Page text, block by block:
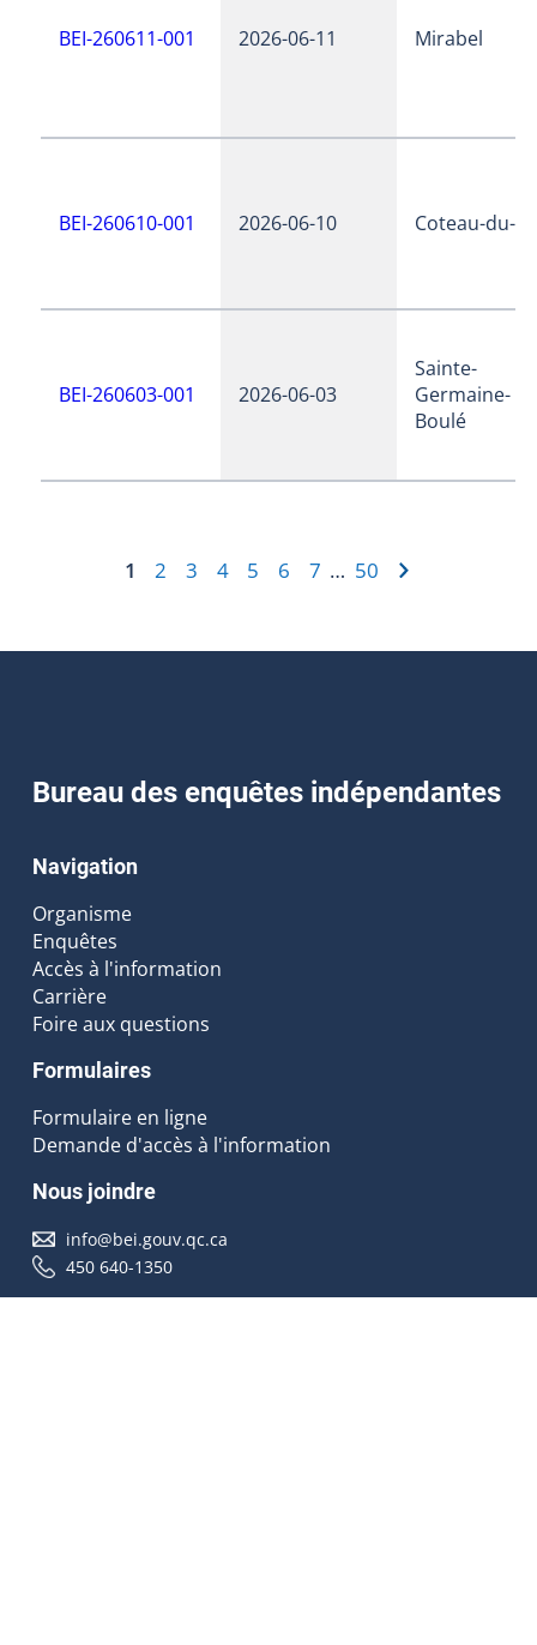
BEI-260611-001 2026-06-11 Mirabel
BEI-260610-001 2026-06-10 Coteau-du-
BEI-260603-001 2026-06-03
Sainte-
Germaine-
Boulé
1 2 3 4 5 6 7 … 50
Bureau des enquêtes indépendantes
Navigation
Organisme
Enquêtes
Accès à l'information
Carrière
Foire aux questions
Formulaires
Formulaire en ligne
Demande d'accès à l'information
Nous joindre
info@bei.gouv.qc.ca
450 640-1350